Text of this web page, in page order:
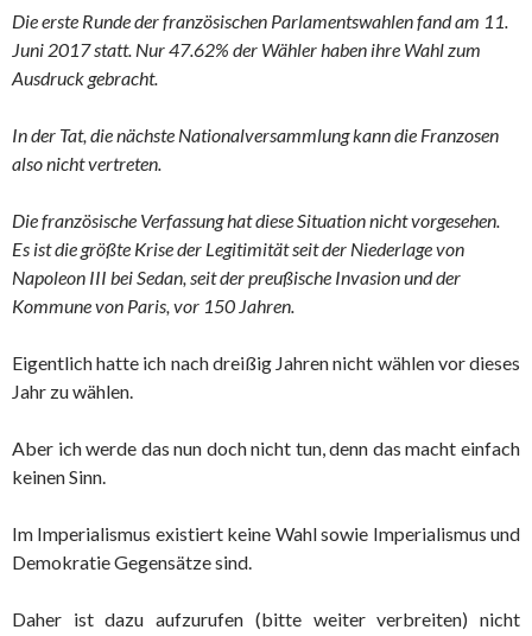
Die erste Runde der französischen Parlamentswahlen fand am 11.
Juni 2017 statt. Nur 47.62% der Wähler haben ihre Wahl zum
Ausdruck gebracht.
In der Tat, die nächste Nationalversammlung kann die Franzosen
also nicht vertreten.
Die französische Verfassung hat diese Situation nicht vorgesehen.
Es ist die größte Krise der Legitimität seit der Niederlage von
Napoleon III bei Sedan, seit der preußische Invasion und der
Kommune von Paris, vor 150 Jahren.
Eigentlich hatte ich nach dreißig Jahren nicht wählen vor dieses
Jahr zu wählen.
Aber ich werde das nun doch nicht tun, denn das macht einfach
keinen Sinn.
Im Imperialismus existiert keine Wahl sowie Imperialismus und
Demokratie Gegensätze sind.
Daher ist dazu aufzurufen (bitte weiter verbreiten) nicht